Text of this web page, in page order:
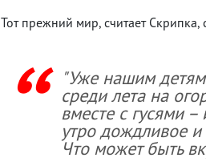
Тот прежний мир, считает Скрипка,
"Уже нашим
среди лета на
вместе с гусями
утро дождливое
Что может быть